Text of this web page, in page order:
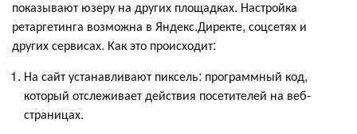
показывают юзеру на других площадках. Настройка
ретаргетинга возможна в Яндекс.Директе, соцсетях и
других сервисах. Как это происходит:
На сайт устанавливают пиксель: программный код,
который отслеживает действия посетителей на веб-
страницах.